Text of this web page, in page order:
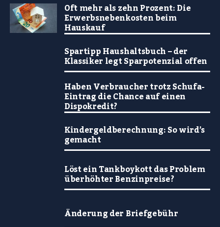
Oft mehr als zehn Prozent: Die
Erwerbsnebenkosten beim
Hauskauf
Spartipp Haushaltsbuch – der
Klassiker legt Sparpotenzial offen
Haben Verbraucher trotz Schufa-
Eintrag die Chance auf einen
Dispokredit?
Kindergeldberechnung: So wird’s
gemacht
Löst ein Tankboykott das Problem
überhöhter Benzinpreise?
Änderung der Briefgebühr